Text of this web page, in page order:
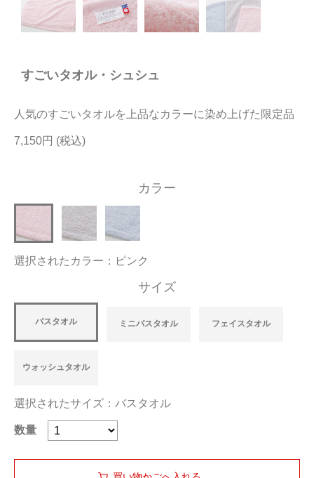
当サイトについて
大量購入・法人向けの購入の方は
お問い合わせ
すごいタオル・シュシュ
人気のすごいタオルを上品なカラーに染め上げた限定品
7,150円
カラー
選択されたカラー：ピンク
サイズ
バスタオル ミニバスタオル フェイスタオル
ウォッシュタオル
選択されたサイズ：バスタオル
数量